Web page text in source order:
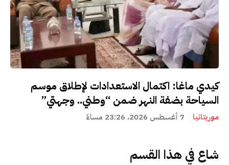
كيدي ماغا: اكتمال الاستعدادات لإطلاق موسم
السياحة بضفة النهر ضمن “وطني.. وجهتي”
موريتانيا 7 أغسطس 2026، 23:26 مساءً
شاع في هذا القسم